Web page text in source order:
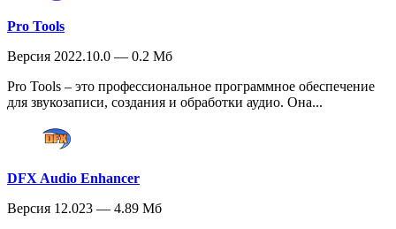
Pro Tools
Версия 2022.10.0 — 0.2 Мб
Pro Tools – это профессиональное программное обеспечение
для звукозаписи, создания и обработки аудио. Она...
DFX Audio Enhancer
Версия 12.023 — 4.89 Мб